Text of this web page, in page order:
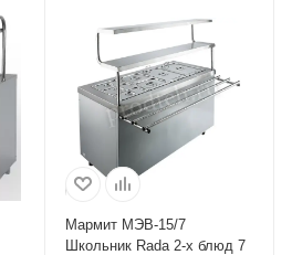
Мармит МЭВ-15/7
Школьник Rada 2-х блюд 7